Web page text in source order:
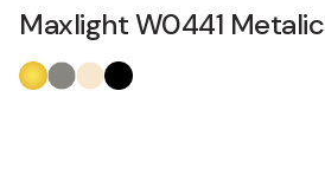
Maxlight W0441 Metalic